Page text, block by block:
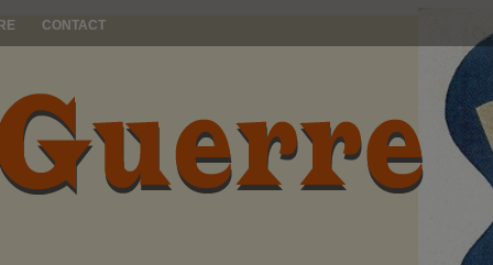
CONTACT